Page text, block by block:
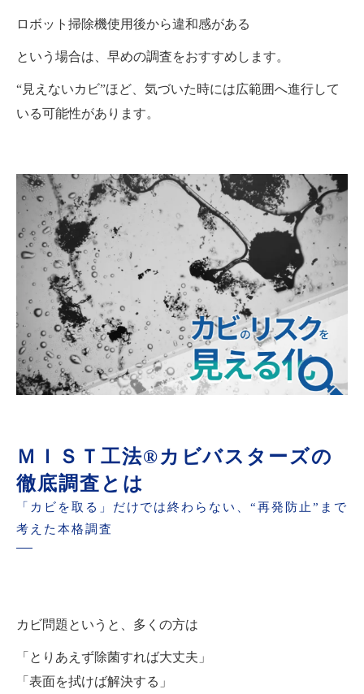
ロボット掃除機使用後から違和感がある
という場合は、早めの調査をおすすめします。
“見えないカビ”ほど、気づいた時には広範囲へ進行して
いる可能性があります。
ＭＩＳＴ工法®カビバスターズの
徹底調査とは
「カビを取る」だけでは終わらない、“再発防止”まで
考えた本格調査
カビ問題というと、多くの方は
「とりあえず除菌すれば大丈夫」
「表面を拭けば解決する」